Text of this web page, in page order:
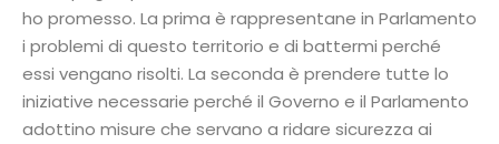
ho promesso. La prima è rappresentane in Parlamento
i problemi di questo territorio e di battermi perché
essi vengano risolti. La seconda è prendere tutte lo
iniziative necessarie perché il Governo e il Parlamento
adottino misure che servano a ridare sicurezza ai